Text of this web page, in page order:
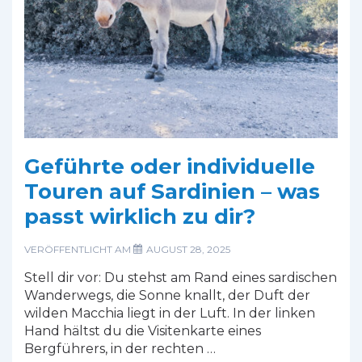
Geführte oder individuelle
Touren auf Sardinien – was
passt wirklich zu dir?
VERÖFFENTLICHT AM AUGUST 28, 2025
Stell dir vor: Du stehst am Rand eines sardischen
Wanderwegs, die Sonne knallt, der Duft der
wilden Macchia liegt in der Luft. In der linken
Hand hältst du die Visitenkarte eines
Bergführers, in der rechten …